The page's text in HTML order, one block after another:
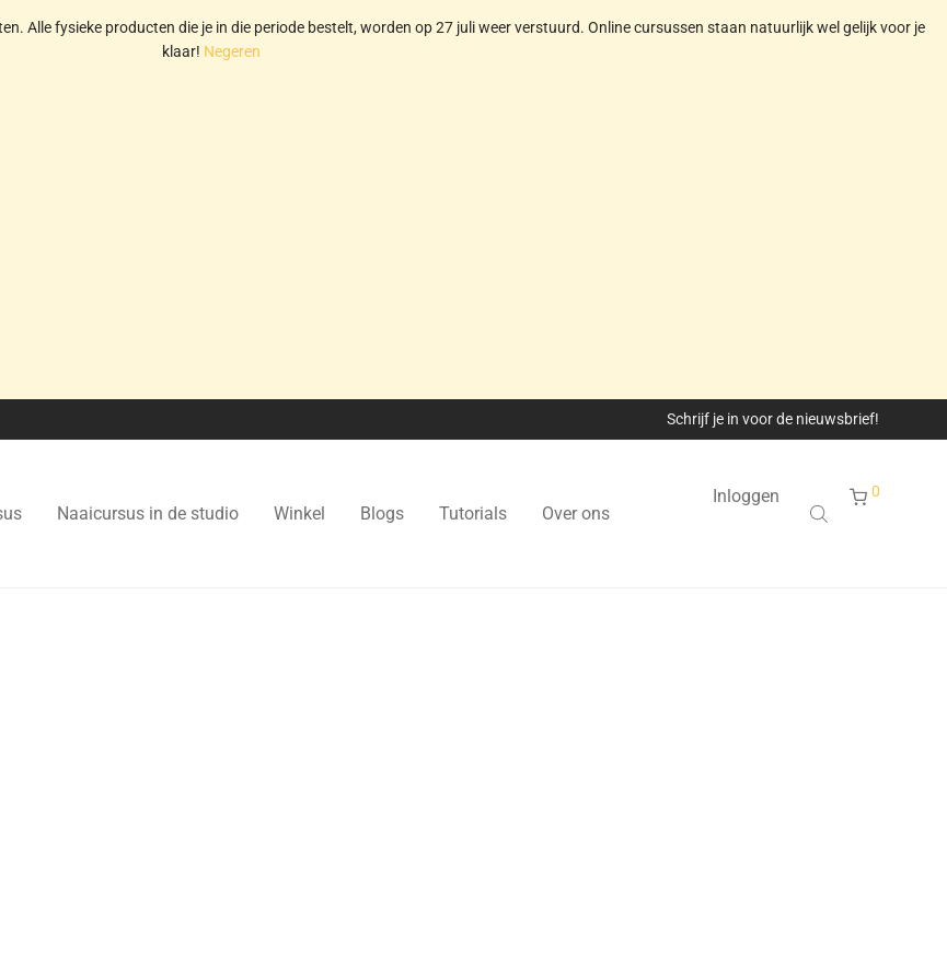
Alle fysieke producten die je in die periode bestelt, worden op 27 juli weer verstuurd. Online cursussen staan natuurlijk wel gelijk voor je
klaar! Negeren
Schrijf je in voor de nieuwsbrief!
Naaicursus in de studio Winkel Blogs Tutorials Over ons
Inloggen 0